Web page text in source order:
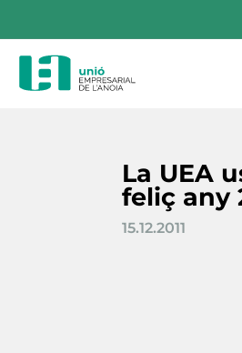
La UEA
feliç any
15.12.2011